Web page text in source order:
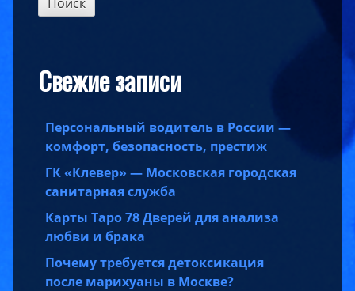
Свежие записи
Персональный водитель в России —
комфорт, безопасность, престиж
ГК «Клевер» — Московская городская
санитарная служба
Карты Таро 78 Дверей для анализа
любви и брака
Почему требуется детоксикация
после марихуаны в Москве?